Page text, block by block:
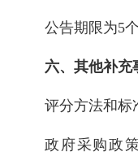
公告期限为5
六、其他补充
评分方法和标
政府采购政